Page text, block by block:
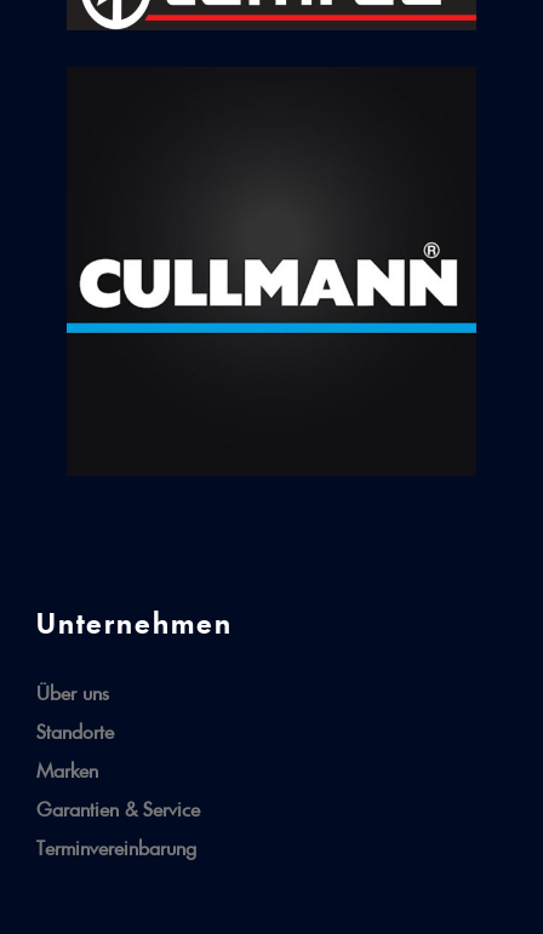
Unternehmen
Über uns
Standorte
Marken
Garantien & Service
Terminvereinbarung